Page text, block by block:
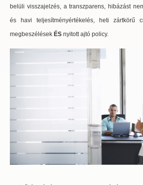
belüli visszajelzés, a transzparens, hibázást
és havi teljesítményértékelés, heti zártkörű
megbeszélések ÉS nyitott ajtó policy.